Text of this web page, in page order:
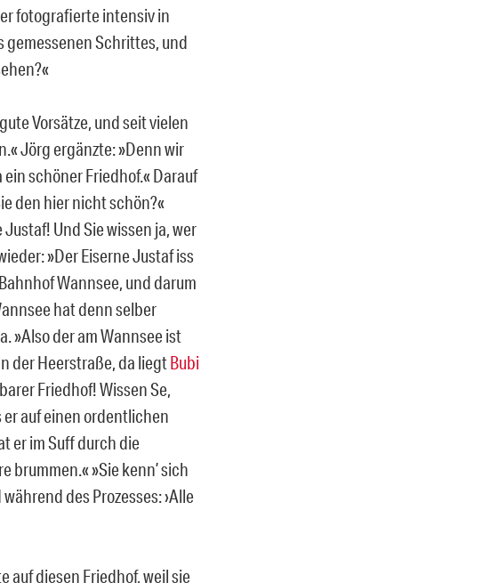
fotografierte intensiv in
gemessenen Schrittes, und
Vorsätze, und seit vielen
Jörg ergänzte: »Denn wir
schöner Friedhof.« Darauf
den hier nicht schön?«
Und Sie wissen ja, wer
»Der Eiserne Justaf iss
Wannsee, und darum
hat denn selber
»Also der am Wannsee ist
der Heerstraße, da liegtBubi
Friedhof! Wissen Se,
er auf einen ordentlichen
er im Suff durch die
brummen.« »Sie kenn’ sich
des Prozesses: ›Alle
auf diesen Friedhof, weil sie